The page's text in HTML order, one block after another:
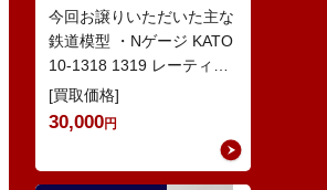
スの赤い客車 EWI な
どの鉄道模型
今回お譲りいただいた主な
鉄道模型 ・Nゲージ KATO
10-1318 1319 レーティッ
シュ鉄道 ベルニナ急行 ・
Nゲージ K…
[買取価格]
30,000円